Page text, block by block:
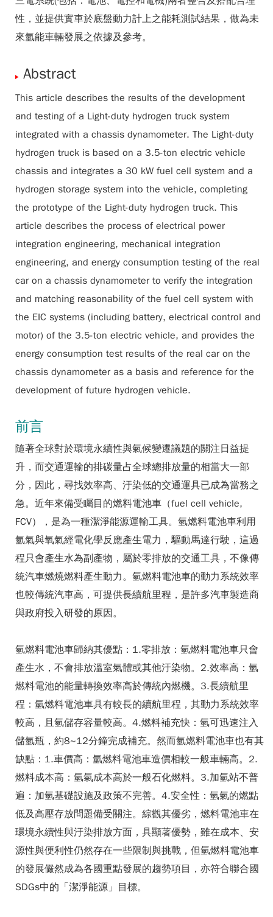
性，並提供實車於底盤動力計上之能耗測試結果，做為未
來氫能車輛發展之依據及參考。
Abstract
This article describes the results of the development
and testing of a Light-duty hydrogen truck system
integrated with a chassis dynamometer. The Light-duty
hydrogen truck is based on a 3.5-ton electric vehicle
chassis and integrates a 30 kW fuel cell system and a
hydrogen storage system into the vehicle, completing
the prototype of the Light-duty hydrogen truck. This
article describes the process of electrical power
integration engineering, mechanical integration
engineering, and energy consumption testing of the real
car on a chassis dynamometer to verify the integration
and matching reasonability of the fuel cell system with
the EIC systems (including battery, electrical control and
motor) of the 3.5-ton electric vehicle, and provides the
energy consumption test results of the real car on the
chassis dynamometer as a basis and reference for the
development of future hydrogen vehicle.
前言
隨著全球對於環境永續性與氣候變遷議題的關注日益提
升，而交通運輸的排碳量占全球總排放量的相當大一部
分，因此，尋找效率高、汙染低的交通運具已成為當務之
急。近年來備受矚目的燃料電池車（fuel cell vehicle,
FCV），是為一種潔淨能源運輸工具。氫燃料電池車利用
氫氣與氧氣經電化學反應產生電力，驅動馬達行駛，這過
程只會產生水為副產物，屬於零排放的交通工具，不像傳
統汽車燃燒燃料產生動力。氫燃料電池車的動力系統效率
也較傳統汽車高，可提供長續航里程，是許多汽車製造商
與政府投入研發的原因。
氫燃料電池車歸納其優點：1.零排放：氫燃料電池車只會
產生水，不會排放溫室氣體或其他汙染物。2.效率高：氫
燃料電池的能量轉換效率高於傳統內燃機。3.長續航里
程：氫燃料電池車具有較長的續航里程，其動力系統效率
較高，且氫儲存容量較高。4.燃料補充快：氫可迅速注入
儲氫瓶，約8~12分鐘完成補充。然而氫燃料電池車也有其
缺點：1.車價高：氫燃料電池車造價相較一般車輛高。2.
燃料成本高：氫氣成本高於一般石化燃料。3.加氫站不普
遍：加氫基礎設施及政策不完善。4.安全性：氫氣的燃點
低及高壓存放問題備受關注。綜觀其優劣，燃料電池車在
環境永續性與汙染排放方面，具顯著優勢，雖在成本、安
源性與便利性仍然存在一些限制與挑戰，但氫燃料電池車
的發展儼然成為各國重點發展的趨勢項目，亦符合聯合國
SDGs中的「潔淨能源」目標。